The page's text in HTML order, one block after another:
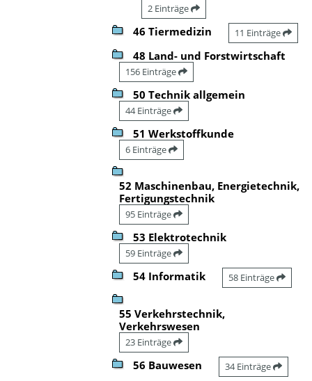
2 Einträge
46 Tiermedizin 11 Einträge
48 Land- und Forstwirtschaft
156 Einträge
50 Technik allgemein
44 Einträge
51 Werkstoffkunde
6 Einträge
52 Maschinenbau, Energietechnik,
Fertigungstechnik
95 Einträge
53 Elektrotechnik
59 Einträge
54 Informatik 58 Einträge
55 Verkehrstechnik,
Verkehrswesen
23 Einträge
56 Bauwesen 34 Einträge